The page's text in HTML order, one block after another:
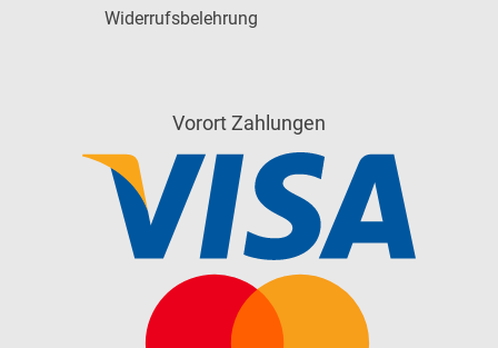
Widerrufsbelehrung
Vorort Zahlungen